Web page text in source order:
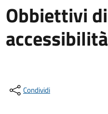
Obbiettivi di
accessibilità
Condividi